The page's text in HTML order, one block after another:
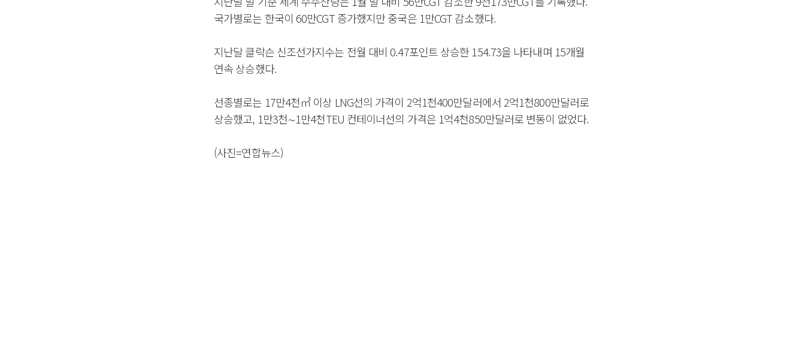
국가별로는 한국이 60만CGT 증가했지만 중국은 1만CGT 감소했다.
지난달 클락슨 신조선가지수는 전월 대비 0.47포인트 상승한 154.73을 나타내며 15개월
연속 상승했다.
선종별로는 17만4천㎥ 이상 LNG선의 가격이 2억1천400만달러에서 2억1천800만달러로
상승했고, 1만3천∼1만4천TEU 컨테이너선의 가격은 1억4천850만달러로 변동이 없었다.
(사진=연합뉴스)